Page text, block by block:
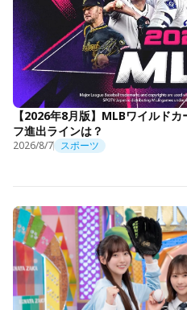
【2026年8月版】MLBワイルド
フ進出ラインは？
2026/8/7 スポーツ